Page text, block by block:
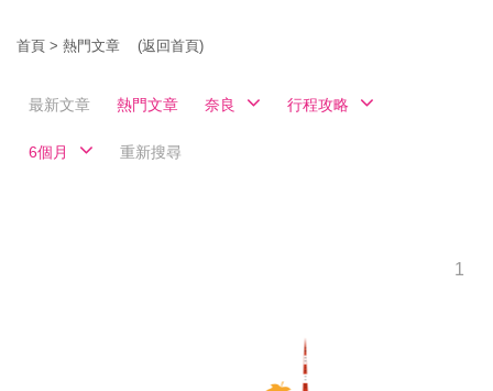
首頁 > 熱門文章 (返回首頁)
最新文章 熱門文章 奈良 行程攻略
6個月 重新搜尋
1